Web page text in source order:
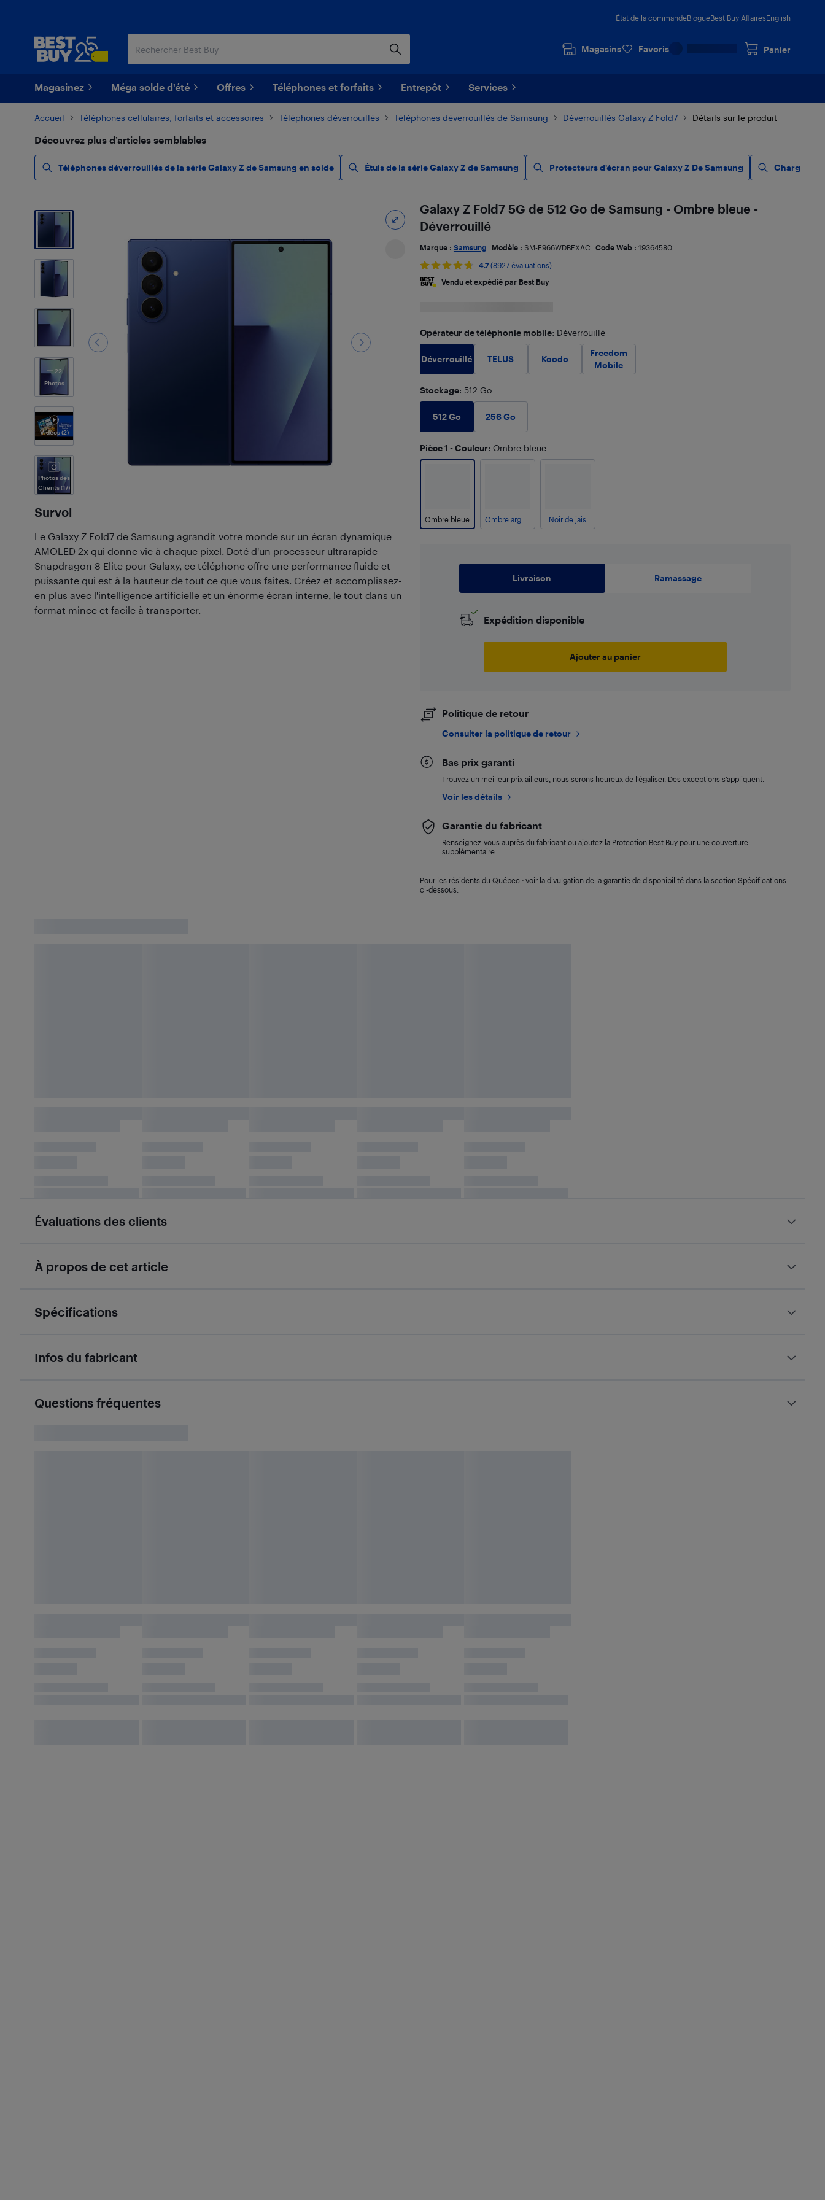
État de la commandeBlogueBest Buy AffairesEnglish
Magasins Favoris Panier
Magasinez Méga solde d'été Offres Téléphones et forfaits Entrepôt Services
Accueil Téléphones cellulaires, forfaits et accessoires Téléphones déverrouillés Téléphones déverrouillés de Samsung Déverrouillés Galaxy Z Fold7 Détails sur le produit
Découvrez plus d’articles semblables
Téléphones déverrouillés de la série Galaxy Z de Samsung en solde Étuis de la série Galaxy Z de Samsung Protecteurs d'écran pour Galaxy Z De Samsung Chargeur
22
Photos
Vidéos (2)
Photos des
Clients(17)
Survol
Le Galaxy Z Fold7 de Samsung agrandit votre monde sur un écran dynamique
AMOLED 2x qui donne vie à chaque pixel. Doté d'un processeur ultrarapide
Snapdragon 8 Elite pour Galaxy, ce téléphone offre une performance fluide et
puissante qui est à la hauteur de tout ce que vous faites. Créez et accomplissez-
en plus avec l'intelligence artificielle et un énorme écran interne, le tout dans un
format mince et facile à transporter.
Galaxy Z Fold7 5G de 512 Go de Samsung - Ombre bleue -
Déverrouillé
Marque : Samsung Modèle : SM-F966WDBEXAC Code Web : 19364580
4.7 (8927 évaluations)
Vendu et expédié par Best Buy
Opérateur de téléphonie mobile: Déverrouillé
Déverrouillé TELUS Koodo
Freedom
Mobile
Stockage: 512 Go
512 Go 256 Go
Pièce 1 - Couleur: Ombre bleue
Ombre bleue Ombre argent Noir de jais
Livraison Ramassage
Expédition disponible
Ajouter au panier
Politique de retour
Consulter la politique de retour
Bas prix garanti
Trouvez un meilleur prix ailleurs, nous serons heureux de l’égaliser. Des exceptions s’appliquent.
Voir les détails
Garantie du fabricant
Renseignez-vous auprès du fabricant ou ajoutez la Protection Best Buy pour une couverture
supplémentaire.
Pour les résidents du Québec : voir la divulgation de la garantie de disponibilité dans la section Spécifications
ci-dessous.
Évaluations des clients
À propos de cet article
Spécifications
Infos du fabricant
Questions fréquentes